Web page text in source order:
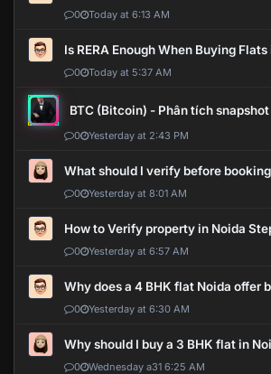
0 Today at 6:13 AM
Is RERA Enough When Buying
0 Today at 5:37 AM
BTC (Bitcoin) - Phân tích
0 Yesterday at 2:43 PM
What should I verify before booking
0 Yesterday at 8:01 AM
How to Verify property in Noida
0 Yesterday at 6:57 AM
Why does a 4 BHK flat Noida offer
0 Yesterday at 6:30 AM
Why should I buy a 3 BHK flat in
0 Wednesday a31 6:25 AM